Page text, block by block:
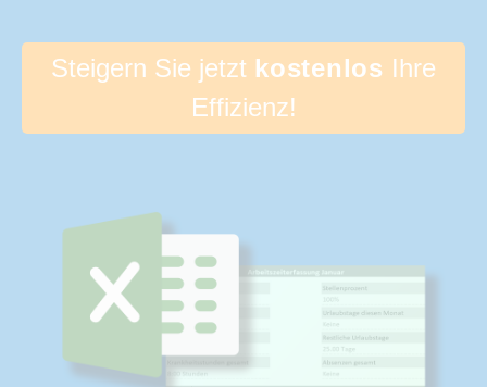
Steigern Sie jetzt kostenlos Ihre
Effizienz!